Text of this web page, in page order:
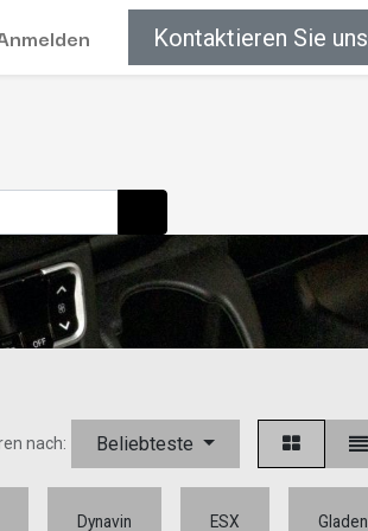
Kontaktieren Sie uns
nach: Beliebteste
Dynavin ESX Gladen